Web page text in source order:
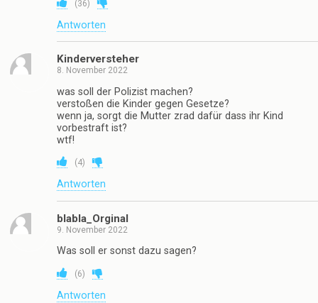
(36)
Antworten
Kinderversteher
8. November 2022
was soll der Polizist machen?
verstoßen die Kinder gegen Gesetze?
wenn ja, sorgt die Mutter zrad dafür dass ihr Kind
vorbestraft ist?
wtf!
(4)
Antworten
blabla_Orginal
9. November 2022
Was soll er sonst dazu sagen?
(6)
Antworten